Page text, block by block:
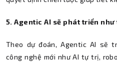
5. Agentic AI sẽ phát triển
Theo dự đoán, Agentic AI sẽ
công nghệ mới như AI tự trị,